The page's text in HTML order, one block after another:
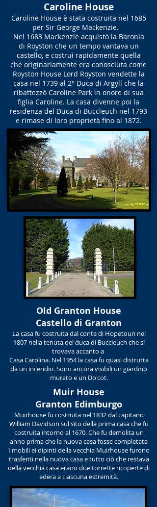
Caroline House
Caroline House è stata costruita nel 1685
per Sir George Mackenzie.
Nel 1683 Mackenzie acquistò la Baronia
di Royston che un tempo vantava un
castello, e costruì rapidamente quella
che originariamente era conosciuta come
Royston House Lord Royston vendette la
casa nel 1739 al 2° Duca di Argyll che la
ribattezzò Caroline Park in onore di sua
figlia Caroline. La casa divenne poi la
residenza del Duca di Buccleuch nel 1793
e rimase di loro proprietà fino al 1872.
Old Granton House
Castello di Granton
La casa fu costruita dal conte di Hopetoun nel
1807 nella tenuta del duca di Buccleuch che si
trovava accanto a
Casa Carolina. Nel 1954 la casa fu quasi distrutta
da un incendio. Sono ancora visibili un giardino
murato e un Do'cot.
Muir House
Granton Edimburgo
Muirhouse fu costruita nel 1832 dal capitano
William Davidson sul sito della prima casa che fu
costruita intorno al 1670. Che fu demolita un
anno prima che la nuova casa fosse completata
I mobili ei dipinti della vecchia Muirhouse furono
trasferiti nella nuova casa e tutto ciò che restava
della vecchia casa erano due torrette ricoperte di
edera a ciascuna estremità.